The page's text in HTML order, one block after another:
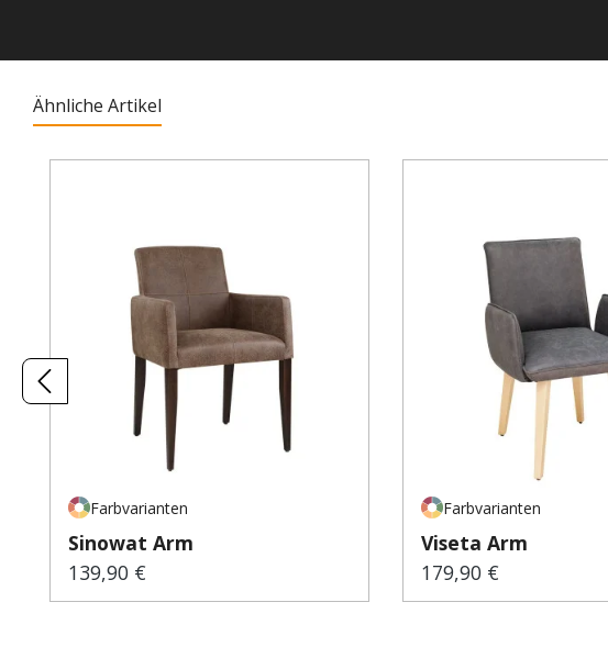
Ähnliche Artikel
Farbvarianten
Sinowat Arm
Regulärer Preis:
139,90 €
Farbvarianten
Viseta Arm
Regulärer Preis:
179,90 €